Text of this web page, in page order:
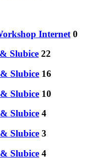
Internet 0
Slubice 22
Slubice 16
Slubice 10
Slubice 4
Slubice 3
Slubice 4